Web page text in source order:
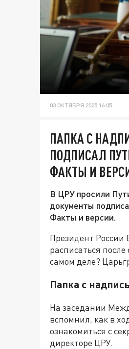
03 ОКТЯБРЯ 2025 16:05
ПАПКА С
ПОДПИСАЛ
ФАКТЫ И
В ЦРУ просили
документы
Факты и версии.
Президент России
расписаться
самом деле?
Папка с
На заседании
вспомнил, как в
ознакомиться с
директоре ЦРУ.